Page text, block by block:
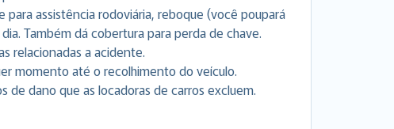
para assistência rodoviária, reboque (você poupará
Também dá cobertura para perda de chave.
relacionadas a acidente.
momento até o recolhimento do veículo.
de dano que as locadoras de carros excluem.